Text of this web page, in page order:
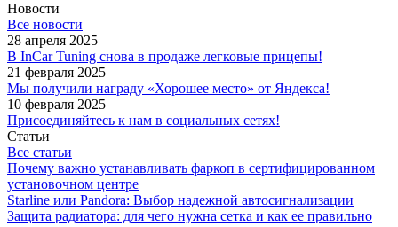
Новости
Все новости
28 апреля 2025
В InCar Tuning снова в продаже легковые прицепы!
21 февраля 2025
Мы получили награду «Хорошее место» от Яндекса!
10 февраля 2025
Присоединяйтесь к нам в социальных сетях!
Статьи
Все статьи
Почему важно устанавливать фаркоп в сертифицированном
установочном центре
Starline или Pandora: Выбор надежной автосигнализации
Защита радиатора: для чего нужна сетка и как ее правильно